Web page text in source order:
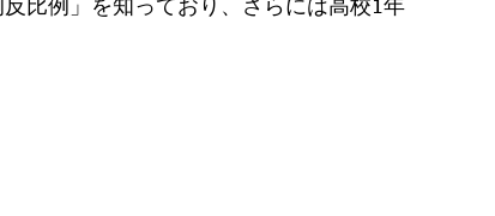
比例」を知っており、さらには高校1年